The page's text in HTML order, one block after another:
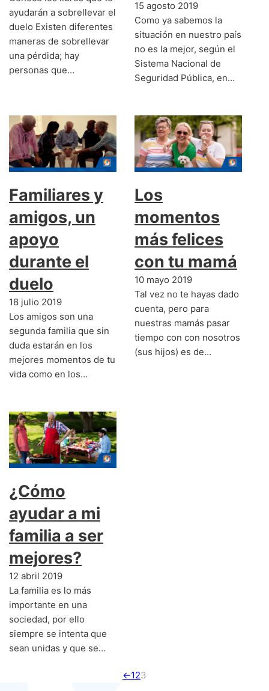
ayudarán a sobrellevar el
duelo Existen diferentes
maneras de sobrellevar
una pérdida; hay
personas que…
15 agosto 2019
Como ya sabemos la
situación en nuestro país
no es la mejor, según el
Sistema Nacional de
Seguridad Pública, en…
Familiares y
amigos, un
apoyo
durante el
duelo
18 julio 2019
Los amigos son una
segunda familia que sin
duda estarán en los
mejores momentos de tu
vida como en los…
Los
momentos
más felices
con tu mamá
10 mayo 2019
Tal vez no te hayas dado
cuenta, pero para
nuestras mamás pasar
tiempo con con nosotros
(sus hijos) es de…
¿Cómo
ayudar a mi
familia a ser
mejores?
12 abril 2019
La familia es lo más
importante en una
sociedad, por ello
siempre se intenta que
sean unidas y que se…
←123